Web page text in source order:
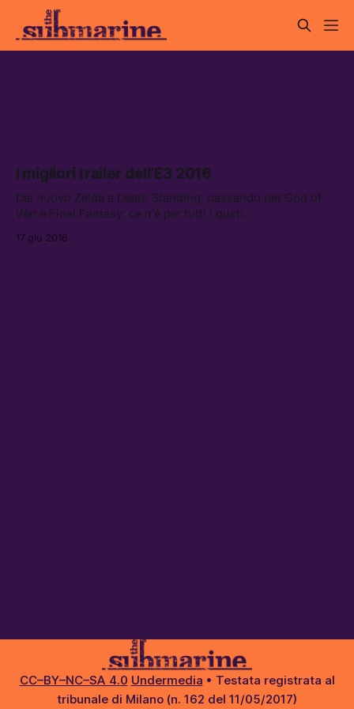
I migliori trailer dell’E3 2016
Dal nuovo Zelda a Death Standing, passando per God of
War e Final Fantasy: ce n’è per tutti i gusti.
17 giu 2016
CC–BY–NC–SA 4.0 Undermedia • Testata registrata al
tribunale di Milano (n. 162 del 11/05/2017)